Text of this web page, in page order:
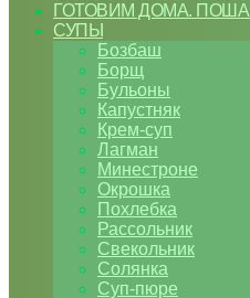
ГОТОВИМ ДОМА.
СУПЫ
Бозбаш
Борщ
Бульоны
Капустняк
Крем-суп
Лагман
Минестроне
Окрошка
Похлебка
Рассольник
Свекольник
Солянка
Суп-пюре